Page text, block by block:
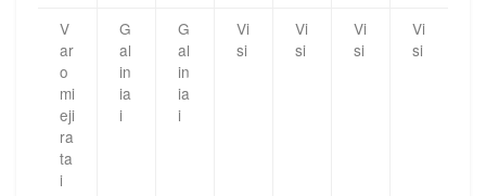
V
ar
o
mi
eji
ra
ta
i
G
al
in
ia
i
G
al
in
ia
i
Vi
si
Vi
si
Vi
si
Vi
si